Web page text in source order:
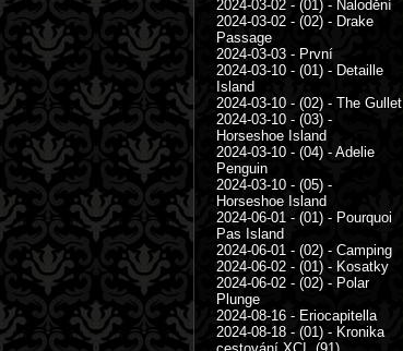
2024-03-02 - (01) - Nalodění
2024-03-02 - (02) - Drake
Passage
2024-03-03 - První
2024-03-10 - (01) - Detaille
Island
2024-03-10 - (02) - The Gullet
2024-03-10 - (03) -
Horseshoe Island
2024-03-10 - (04) - Adelie
Penguin
2024-03-10 - (05) -
Horseshoe Island
2024-06-01 - (01) - Pourquoi
Pas Island
2024-06-01 - (02) - Camping
2024-06-02 - (01) - Kosatky
2024-06-02 - (02) - Polar
Plunge
2024-08-16 - Eriocapitella
2024-08-18 - (01) - Kronika